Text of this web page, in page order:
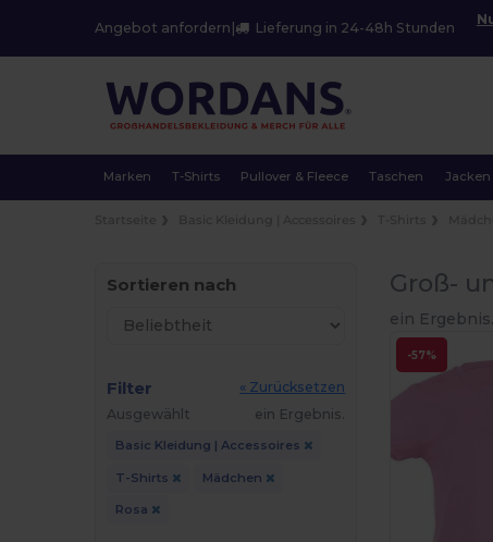
Angebot anfordern Lieferung in 24-48h Stunden
Marken T-Shirts Pullover & Fleece Taschen Jacken
Sortieren nach
Filter
« Zurücksetzen
Ausgewählt
ein Ergebnis.
Basic Kleidung | Accessoires
T-Shirts Mädchen
Rosa
Groß-
ein Ergebnis.
-57%